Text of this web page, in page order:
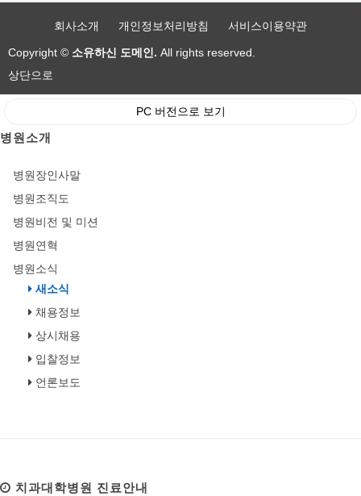
회사소개 개인정보처리방침 서비스이용약관
Copyright © 소유하신 도메인. All rights reserved.
상단으로
PC 버전으로 보기
병원소개
병원장인사말
병원조직도
병원비전 및 미션
병원연혁
병원소식
새소식
채용정보
상시채용
입찰정보
언론보도
치과대학병원 진료안내